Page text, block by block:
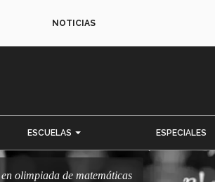
NOTICIAS
ESCUELAS ESPECIALES
olimpiada de matemáticas